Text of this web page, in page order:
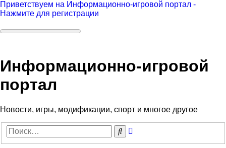
Приветствуем на Информационно-игровой портал -
Нажмите для регистрации
Информационно-игровой
портал
Новости, игры, модификации, спорт и многое другое
Поиск